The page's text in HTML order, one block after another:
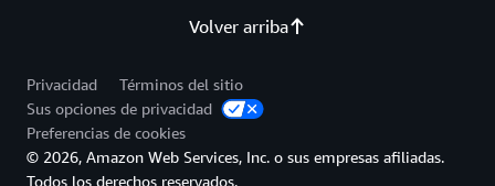
Volver arriba
Privacidad
Términos del sitio
Sus opciones de privacidad
Preferencias de cookies
© 2026, Amazon Web Services, Inc. o sus empresas afiliadas.
Todos los derechos reservados.